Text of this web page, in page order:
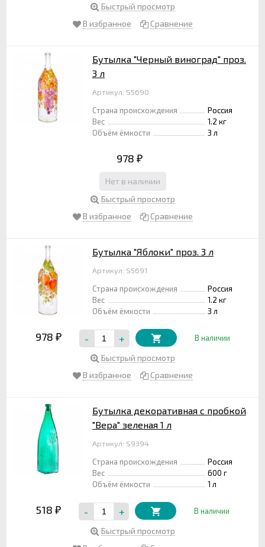
Быстрый просмотр
В избранное
Сравнение
Бутылка "Черный виноград" проз.
3 л
Артикул: S5690
Страна происхождения
Россия
Вес
1.2 кг
Объём ёмкости
3 л
978 ₽
Нет в наличии
Быстрый просмотр
В избранное
Сравнение
Бутылка "Яблоки" проз. 3 л
Артикул: S5691
Страна происхождения
Россия
Вес
1.2 кг
Объём ёмкости
3 л
978 ₽ - + В наличии
Быстрый просмотр
В избранное
Сравнение
Бутылка декоративная с пробкой
"Вера" зеленая 1 л
Артикул: S9394
Страна происхождения
Россия
Вес
600 г
Объём ёмкости
1 л
518 ₽ - + В наличии
Быстрый просмотр